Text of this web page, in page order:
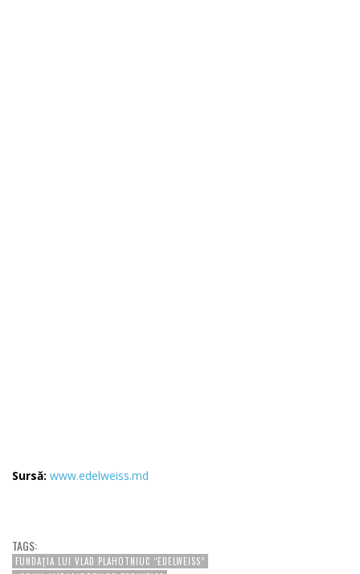
Sursă: www.edelweiss.md
TAGS:
FUNDAŢIA LUI VLAD PLAHOTNIUC “EDELWEISS”